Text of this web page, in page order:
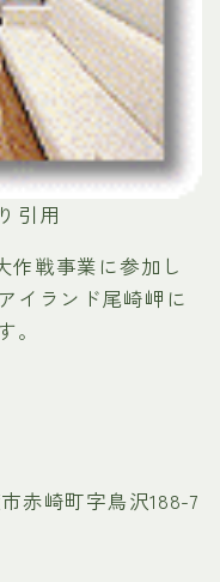
引用
作戦事業に参加し
イランド尾崎岬に
赤崎町字鳥沢188-7